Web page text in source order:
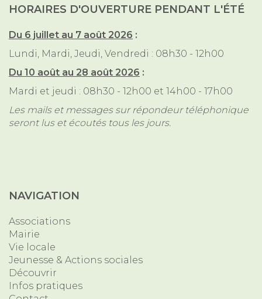
HORAIRES D'OUVERTURE PENDANT L'ÉTÉ
Du 6 juillet au 7 août 2026 :
Lundi, Mardi, Jeudi, Vendredi : 08h30 - 12h00
Du 10 août au 28 août 2026 :
Mardi et jeudi : 08h30 - 12h00 et 14h00 - 17h00
Les mails et messages sur répondeur téléphonique
seront lus et écoutés tous les jours.
NAVIGATION
Associations
Mairie
Vie locale
Jeunesse & Actions sociales
Découvrir
Infos pratiques